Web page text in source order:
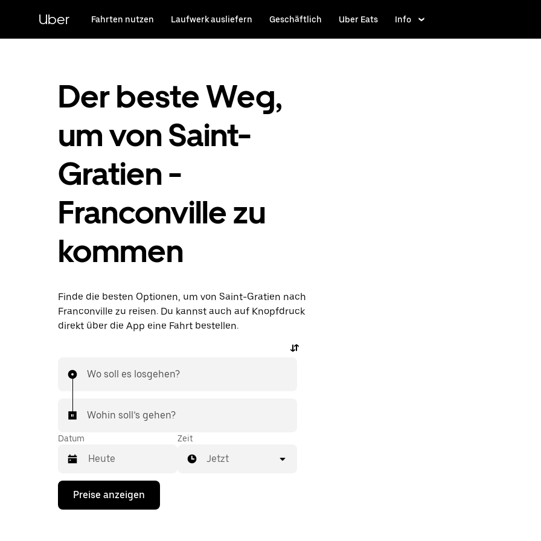
HauptinhaltUber Fahrten nutzen Laufwerk ausliefern Geschäftlich Uber Eats Info
Der beste Weg,
um von Saint-
Gratien -
Franconville zu
kommen
Finde die besten Optionen, um von Saint-Gratien nach
Franconville zu reisen. Du kannst auch auf Knopfdruck
direkt über die App eine Fahrt bestellen.
Wo soll es losgehen?
Wohin soll’s gehen?
Datum
Drücke
Nach-
Zeit
Jetzt
Preise anzeigen